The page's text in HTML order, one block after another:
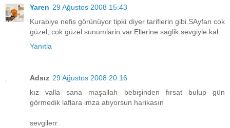
Yaren 29 Ağustos 2008 15:43
Kurabiye nefis görünüyor tipki diyer tariflerin gibi.SAyfan cok
güzel, cok güzel sunumlarin var.Ellerine saglik sevgiyle kal.
Yanıtla
Adsız 29 Ağustos 2008 20:16
kız valla sana maşallah bebişinden fırsat bulup gün
görmedik laflara imza atıyorsun harikasın
sevgilerr